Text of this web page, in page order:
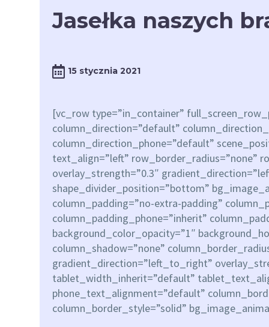
Jasełka naszych
15 stycznia 2021
[vc_row type=”in_container”
column_direction=”default”
column_direction_phone=”default”
text_align=”left” row_border_radius=”none”
overlay_strength=”0.3″
shape_divider_position=”bottom”
column_padding=”no-extra-padding”
column_padding_phone=”inherit”
background_color_opacity=”1″
column_shadow=”none”
gradient_direction=”left_to_right”
tablet_width_inherit=”default”
phone_text_alignment=”default”
column_border_style=”solid”